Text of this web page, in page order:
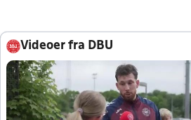
Videoer fra DBU